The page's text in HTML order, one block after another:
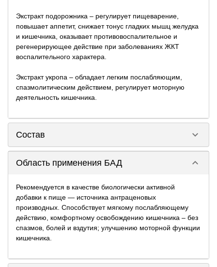
Экстракт подорожника – регулирует пищеварение,
повышает аппетит, снижает тонус гладких мышц желудка
и кишечника, оказывает противовоспалительное и
регенерирующее действие при заболеваниях ЖКТ
воспалительного характера.
Экстракт укропа – обладает легким послабляющим,
спазмолитическим действием, регулирует моторную
деятельность кишечника.
Состав keyboard_arrow_down
Область применения БАД keyboard_arrow_down
Рекомендуется в качестве биологически активной
добавки к пище — источника антраценовых
производных. Способствует мягкому послабляющему
действию, комфортному освобождению кишечника – без
спазмов, болей и вздутия; улучшению моторной функции
кишечника.